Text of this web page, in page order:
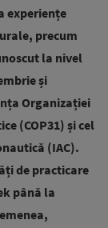
experiențe
precum
la nivel
și
Organizației
(COP31) și cel
(IAC).
de practicare
până la